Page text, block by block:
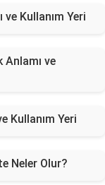
ve Kullanım Yeri
Anlamı ve
Kullanım Yeri
Neler Olur?